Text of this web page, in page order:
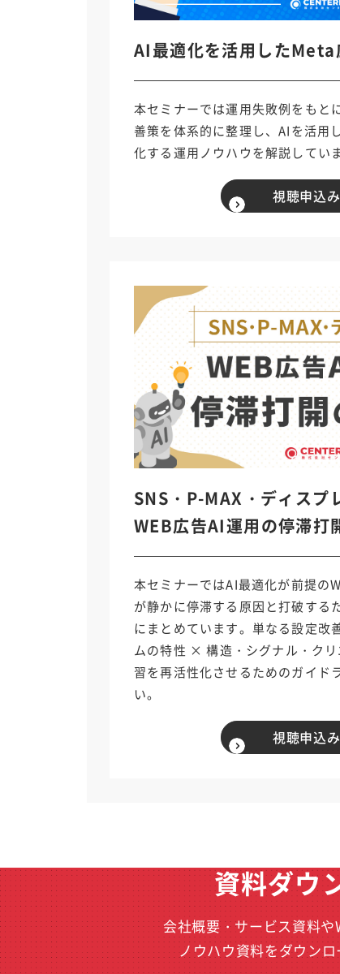
AI最適化を活用したMeta
本セミナーでは運用失敗例をもと
善策を体系的に整理し、AIを活用
化する運用ノウハウを解説していま
視聴申込
SNS・P-MAX・ディスプ
WEB広告AI運用の停滞打
本セミナーではAI最適化が前提の
が静かに停滞する原因と打破する
にまとめています。単なる設定改
ムの特性 × 構造・シグナル・ク
習を再活性化させるためのガイド
い。
視聴申込
資料ダウ
会社概要・サービス資料
ノウハウ資料をダウンロ